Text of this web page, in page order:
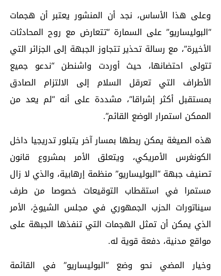
وعلى هذا الأساس، نجد أن المنشور يعتبر أن هجمات
“البوليساريو” على السمارة “تتعارض مع روح المحادثات
الأخيرة”، مع رسالة تحذير تتجاوز الجبهة إلى الجزائر التي
تتولى احتضانها، حيث أوردت واشنطن “ندعو جميع
الأطراف التي تعرقل السلام إلى الالتزام الصادق
بمستقبل أكثر إشراقا”، مشددة على أنه “لم يعد من
الممكن استمرار الوضع القائم”.
هذه الصيغة يمكن ربطها بمسار آخر يتبلور تدريجيا داخل
الكونغرس الأمريكي، ويتعلق الأمر بمشروع قانون
تصنيف جبهة “البوليساريو” منظمة إرهابية، والذي لا زال
مستمرا في استقطاب التوقيعات خصوصا من طرف
سيناتورات الحزب الجمهوري في مجلس الشيوخ، الأمر
الذي يمكن أن تمثل الهجمات التي تنفذها الجبهة على
مواقع مدنية، دفعة قوية له.
وخيار المضي نحو وضع “البوليساريو” في القائمة